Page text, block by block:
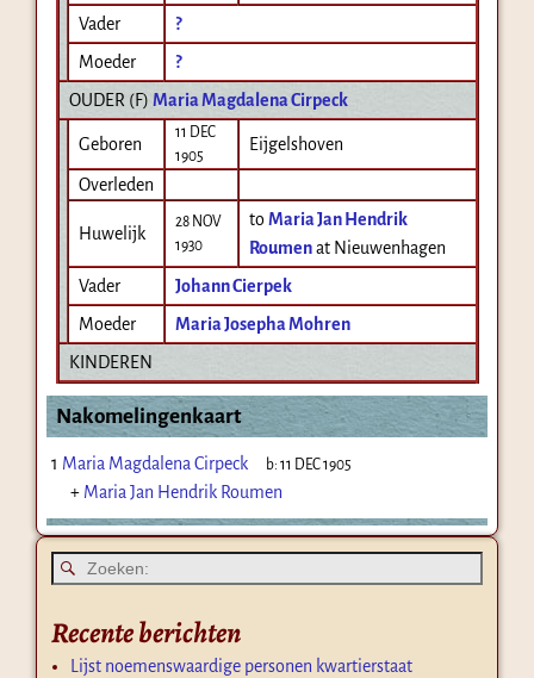
Vader
?
Moeder
?
OUDER (F) Maria Magdalena Cirpeck
Geboren
11 DEC
1905
Eijgelshoven
Overleden
Huwelijk
28 NOV
1930
toMaria Jan Hendrik
Roumen at Nieuwenhagen
Vader
Johann Cierpek
Moeder
Maria Josepha Mohren
KINDEREN
Nakomelingenkaart
1 Maria Magdalena Cirpeck b:11 DEC 1905
+ Maria Jan Hendrik Roumen
Recente berichten
Lijst noemenswaardige personen kwartierstaat